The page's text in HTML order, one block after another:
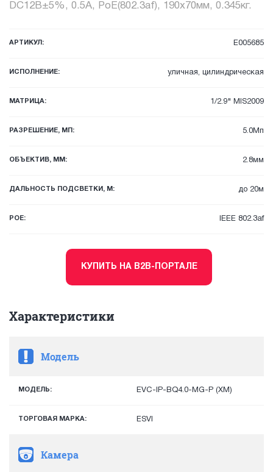
DC12В±5%, 0.5А, PoE(802.3af), 190x70мм, 0.345кг.
АРТИКУЛ: E005685
ИСПОЛНЕНИЕ: уличная, цилиндрическая
МАТРИЦА: 1/2.9" MIS2009
РАЗРЕШЕНИЕ, МП: 5.0Мп
ОБЪЕКТИВ, ММ: 2.8мм
ДАЛЬНОСТЬ ПОДСВЕТКИ, М: до 20м
POE: IEEE 802.3af
КУПИТЬ НА B2B-ПОРТАЛЕ
Характеристики
Модель
МОДЕЛЬ: EVC-IP-BQ4.0-MG-P (XM)
ТОРГОВАЯ МАРКА: ESVI
Камера